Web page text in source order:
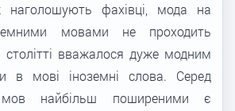
наголошують фахівці, мода на
мовами не проходить
вважалося дуже модним
в мові іноземні слова. Серед
мов найбільш поширеними є